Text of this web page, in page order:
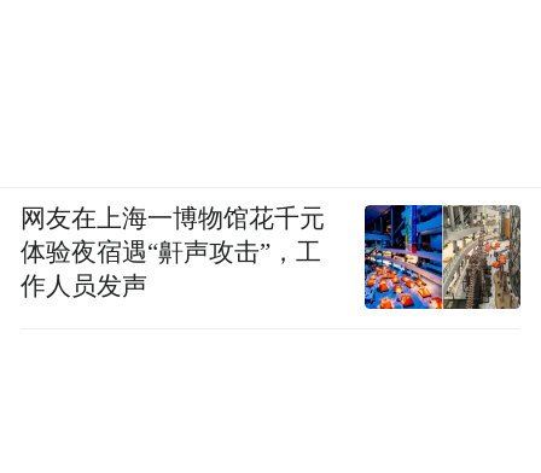
网友在上海一博物馆花千元
体验夜宿遇“鼾声攻击”，工
作人员发声